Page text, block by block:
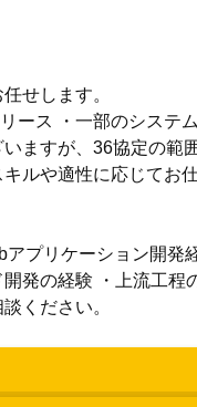
せします。
ース ・一部のシス
ますが、36協定の
ルや適性に応じてお
アプリケーション開
開発の経験 ・上流工
ください。